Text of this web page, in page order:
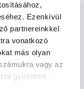
Ezenkívül
partnereinkkel
vonatkozó
más olyan
vagy az
gyűjtöttek.